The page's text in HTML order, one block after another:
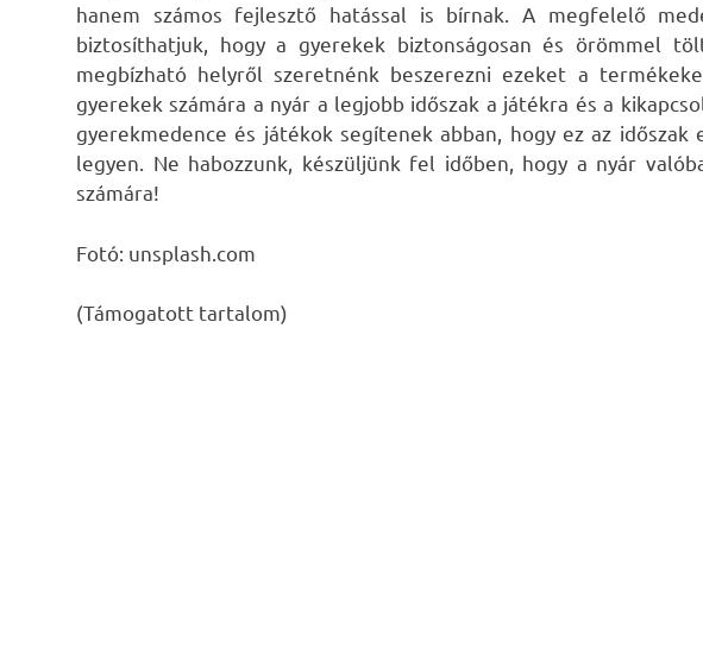
hanem számos fejlesztő hatással is bírnak. A megfelelő
biztosíthatjuk, hogy a gyerekek biztonságosan és örömmel
megbízható helyről szeretnénk beszerezni ezeket a
gyerekek számára a nyár a legjobb időszak a játékra és a
gyerekmedence és játékok segítenek abban, hogy ez az
legyen. Ne habozzunk, készüljünk fel időben, hogy a nyár
számára!
Fotó: unsplash.com
(Támogatott tartalom)